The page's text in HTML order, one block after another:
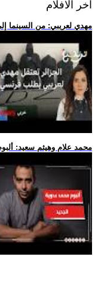
اخر الافلام
.. مهدي لعريبي: من السينما
.. محمد علام وهيثم سعيد: